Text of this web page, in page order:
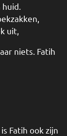
uit,
niets. Fatih
Fatih ook zijn